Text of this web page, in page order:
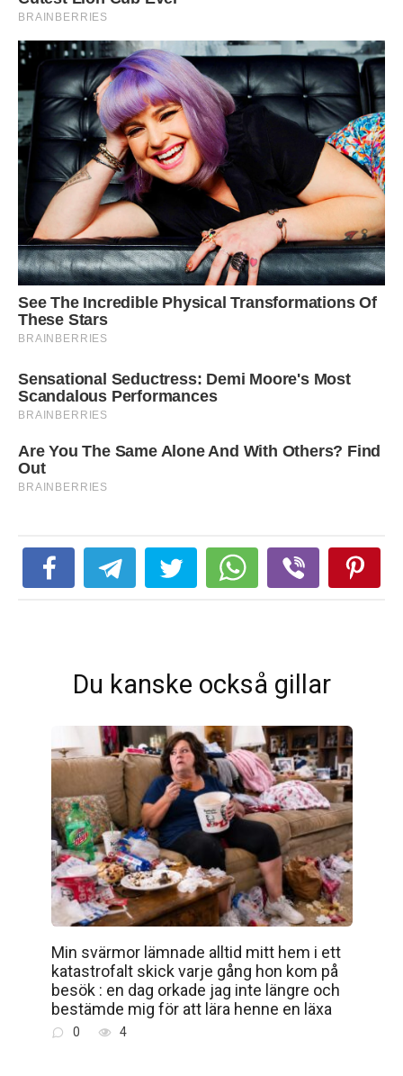
Du kanske också gillar
Min svärmor lämnade alltid mitt hem i ett
katastrofalt skick varje gång hon kom på
besök : en dag orkade jag inte längre och
bestämde mig för att lära henne en läxa
0 4